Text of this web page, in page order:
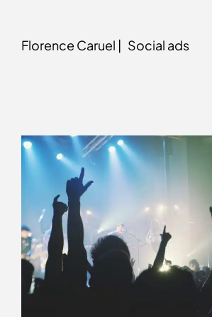
Florence Caruel | Social ads